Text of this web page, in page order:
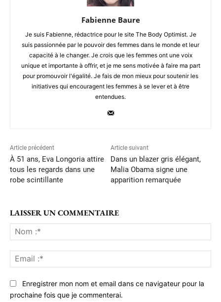
Fabienne Baure
Je suis Fabienne, rédactrice pour le site The Body Optimist. Je
suis passionnée par le pouvoir des femmes dans le monde et leur
capacité à le changer. Je crois que les femmes ont une voix
unique et importante à offrir, et je me sens motivée à faire ma part
pour promouvoir l'égalité. Je fais de mon mieux pour soutenir les
initiatives qui encouragent les femmes à se lever et à être
entendues.
Article précédent
À 51 ans, Eva Longoria attire
tous les regards dans une
robe scintillante
Article suivant
Dans un blazer gris élégant,
Malia Obama signe une
apparition remarquée
LAISSER UN COMMENTAIRE
:*
:*
Enregistrer mon nom et email dans ce navigateur pour la
prochaine fois que je commenterai.